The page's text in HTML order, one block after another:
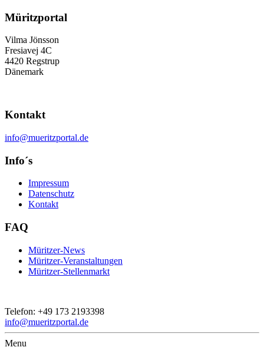
Müritzportal
Vilma Jönsson
Fresiavej 4C
4420 Regstrup
Dänemark
Kontakt
info@mueritzportal.de
Info´s
Impressum
Datenschutz
Kontakt
FAQ
Müritzer-News
Müritzer-Veranstaltungen
Müritzer-Stellenmarkt
Telefon: +49 173 2193398
info@mueritzportal.de
Menu